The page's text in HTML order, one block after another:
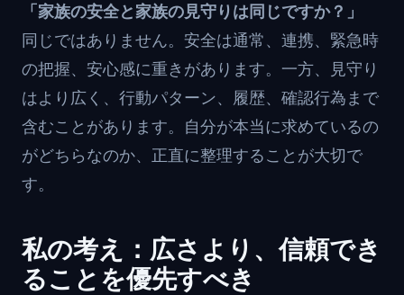
「家族の安全と家族の見守りは同じですか？」
同じではありません。安全は通常、連携、緊急時
の把握、安心感に重きがあります。一方、見守り
はより広く、行動パターン、履歴、確認行為まで
含むことがあります。自分が本当に求めているの
がどちらなのか、正直に整理することが大切で
す。
私の考え：広さより、信頼でき
ることを優先すべき